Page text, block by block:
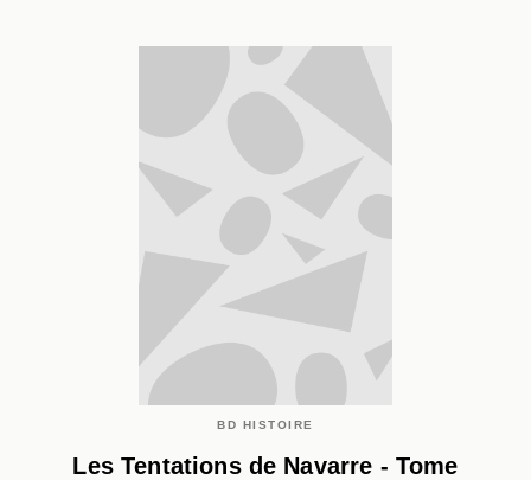
BD HISTOIRE
Les Tentations de Navarre - Tome